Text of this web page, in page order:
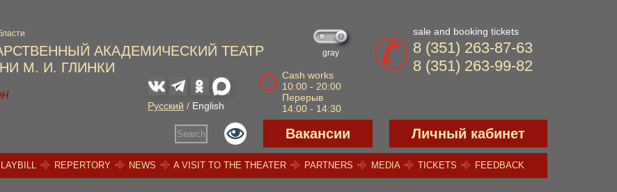
АКАДЕМИЧЕСКИЙ ТЕАТР
М. И. ГЛИНКИ
gray
Cash works
10:00 - 20:00
Перерыв
14:00 - 14:30
Русский / English
sale and booking tickets
8 (351) 263-87-63
8 (351) 263-99-82
Search Вакансии Личный кабинет
REPERTORY NEWS A VISIT TO THE THEATER PARTNERS MEDIA TICKETS FEEDBACK